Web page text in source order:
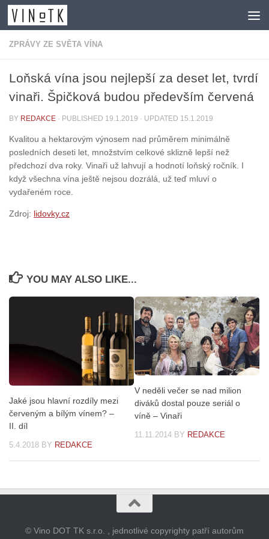
Skip to content
ZPRÁVY ZE SVĚTA VÍNA
Loňská vína jsou nejlepší za deset let, tvrdí
vinaři. Špičková budou především červená
BY REDAKCE · PUBLISHED 19.1.2019 · UPDATED 15.1.2019
Kvalitou a hektarovým výnosem nad průměrem minimálně
posledních deseti let, množstvím celkové sklizně lepší než
předchozí dva roky. Vinaři už lahvují a hodnotí loňský ročník. I
když všechna vína ještě nejsou dozrálá, už teď mluví o
vydařeném roce.
Zdroj: lidovky.cz
YOU MAY ALSO LIKE...
Jaké jsou hlavní rozdíly mezi
červeným a bílým vínem? –
II. díl
5.4.2018 BY REDAKCE
V neděli večer se nad milion
diváků dostal pouze seriál o
víně – Vinaři
11.11.2014 BY REDAKCE
© Vino DOT TK s.r.o. , jednotlivé copyrighty patří autorům